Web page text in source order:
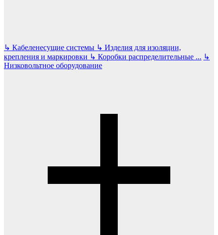
↳ Кабеленесущие системы ↳ Изделия для изоляции,
крепления и маркировки ↳ Коробки распределительные ... ↳
Низковольтное оборудование